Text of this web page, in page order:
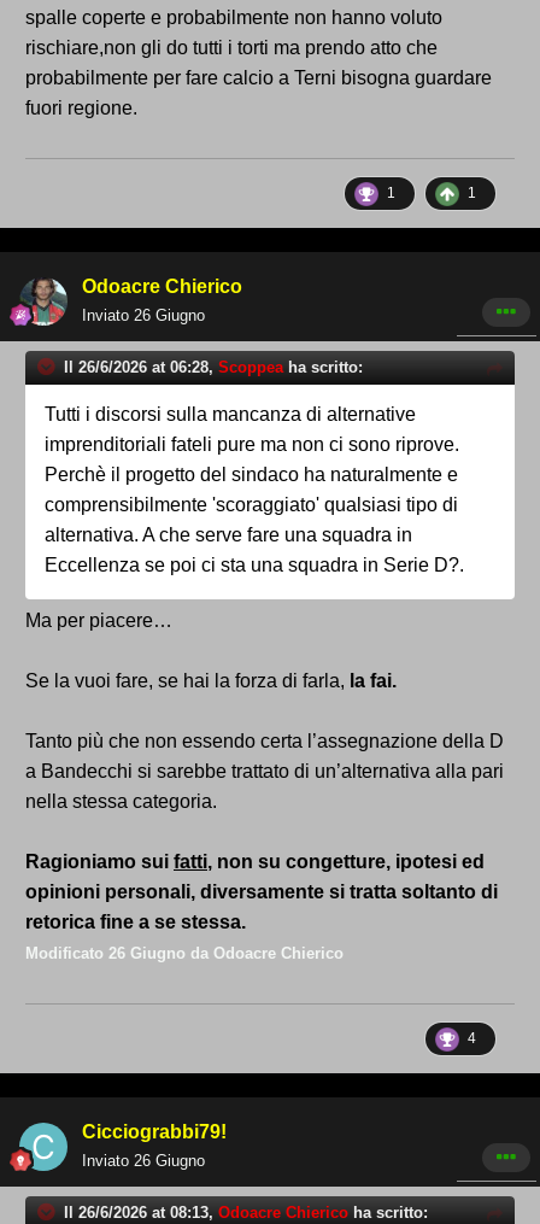
anni so cambiate le regole. Il sindaco Bandecchi ha
trovato una soluzione 'alternativa' che verrà vagliata
da Malagò. Questi sono i fatti e non è una questione
politica.
imprenditoriali fateli pure ma non ci sono riprove.
Perchè il progetto del sindaco ha naturalmente e
alternativa. A che serve fare una squadra in
Eccellenza se poi ci sta una squadra in Serie D?.
Secondo aspetto da valutare. La patente del tifo.
Non capisco perchè non rispettare chi nutre dubbi su
questa operazione. Chi la pensa diversamente è
dunque per forza contro la Ternana? E chi lo dice?.
La maggior parte dei tifosi vive questo momento in
silenzio in attesa di capire cosa accadrà. Una
minoranza rumorosa invece scrive quotidianamente
sui social (tra l'altro so sempre gli stessi) e ripete
marchio se lo prenda la Ternana siamo noi e lo
comodato volta per volta, come se fosse una
Detto ciò per il sottoscritto l'unica cosa che conta è la
seguente: fare tesoro degli errori del passato e non
commetterli. Perchè altrimenti questo fallimento
presenza di Mammarella come direttore sportivo è
un ottimo presupposto.
Un consiglio da vecchio utensile: rispettate tutti i
pensieri altrimenti sarete sempre meno a scrivere
spalle coperte e probabilmente non hanno voluto
rischiare,non gli do tutti i torti ma prendo atto che
probabilmente per fare calcio a Terni bisogna guardare
fuori regione.
1 1
Odoacre Chierico
Inviato 26 Giugno
Il 26/6/2026 at 06:28, Scoppeaha scritto:
Tutti i discorsi sulla mancanza di alternative
imprenditoriali fateli pure ma non ci sono riprove.
Perchè il progetto del sindaco ha naturalmente e
comprensibilmente 'scoraggiato' qualsiasi tipo di
alternativa. A che serve fare una squadra in
Eccellenza se poi ci sta una squadra in Serie D?.
Ma per piacere…
Se la vuoi fare, se hai la forza di farla, la fai.
Tanto più che non essendo certa l’assegnazione della D
a Bandecchi si sarebbe trattato di un’alternativa alla pari
nella stessa categoria.
Ragioniamo sui fatti, non su congetture, ipotesi ed
opinioni personali, diversamente si tratta soltanto di
retorica fine a se stessa.
Modificato 26 Giugno da Odoacre Chierico
4
Cicciograbbi79!
Inviato 26 Giugno
Il 26/6/2026 at 08:13, Odoacre Chierico ha scritto: